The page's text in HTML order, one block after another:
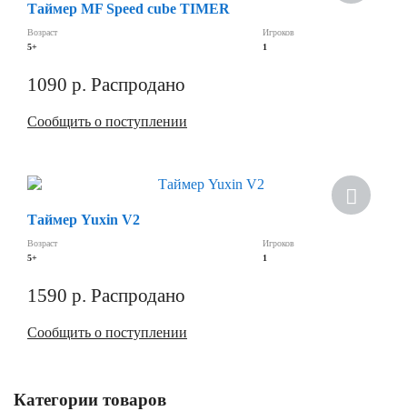
Таймер MF Speed cube TIMER
Возраст
5+
Игроков
1
1090 р. Распродано
Сообщить о поступлении
Таймер Yuxin V2
Возраст
5+
Игроков
1
1590 р. Распродано
Сообщить о поступлении
Категории товаров